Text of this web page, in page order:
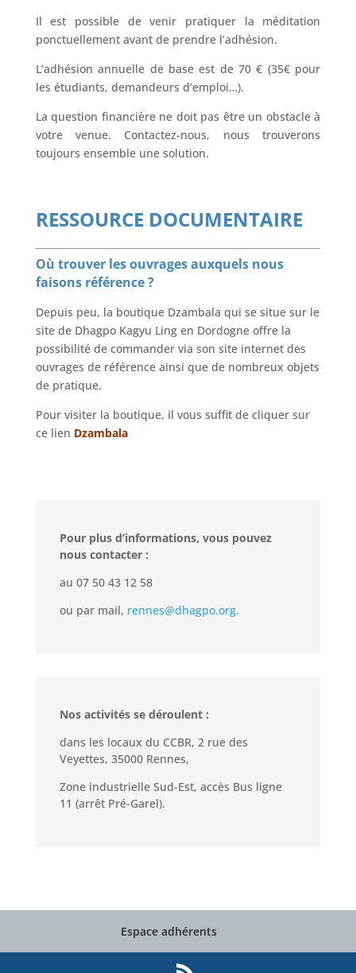
Il est possible de venir pratiquer la méditation
ponctuellement avant de prendre l’adhésion.
L’adhésion annuelle de base est de 70 € (35€ pour
les étudiants, demandeurs d’emploi…).
La question financière ne doit pas être un obstacle à
votre venue. Contactez-nous, nous trouverons
toujours ensemble une solution.
RESSOURCE DOCUMENTAIRE
Où trouver les ouvrages auxquels nous
faisons référence ?
Depuis peu, la boutique Dzambala qui se situe sur le
site de Dhagpo Kagyu Ling en Dordogne offre la
possibilité de commander via son site internet des
ouvrages de référence ainsi que de nombreux objets
de pratique.
Pour visiter la boutique, il vous suffit de cliquer sur
ce lien Dzambala
Pour plus d’informations, vous pouvez
nous contacter :
au 07 50 43 12 58
ou par mail, rennes@dhagpo.org.
Nos activités se déroulent :
dans les locaux du CCBR, 2 rue des
Veyettes, 35000 Rennes,
Zone industrielle Sud-Est, accès Bus ligne
11 (arrêt Pré-Garel).
Espace adhérents